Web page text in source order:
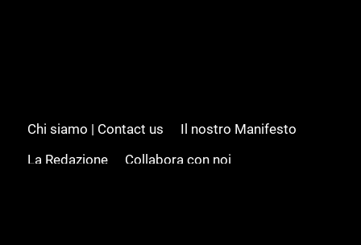
Chi siamo | Contact us
Il nostro Manifesto
La Redazione
Collabora con noi